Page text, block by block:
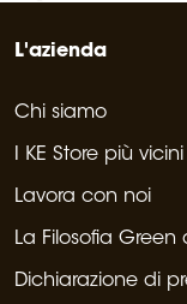
L'azienda
Chi siamo
I KE Store più
Lavora con noi
La Filosofia Green
Dichiarazione di